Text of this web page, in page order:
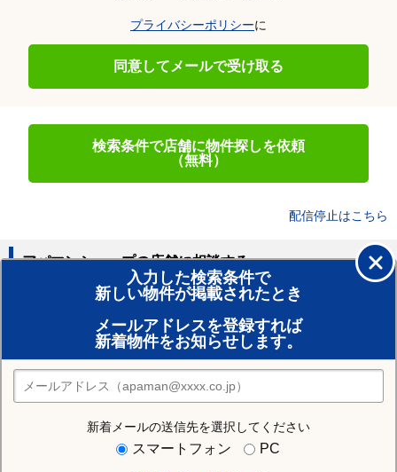
プライバシーポリシーに
同意してメールで受け取る
検索条件で店舗に物件探しを依頼
（無料）
配信停止はこちら
入力した検索条件で
新しい物件が掲載されたとき
メールアドレスを登録すれば
新着物件をお知らせします。
新着メールの送信先を選択してください
スマートフォン PC
アパマンショップの店舗に相談する
賃貸のプロがお部屋探し！
おまかせ物件リクエスト
住みたい街の店舗を探す
店舗検索
住む街研究所で仙台市青葉区の情報を見る